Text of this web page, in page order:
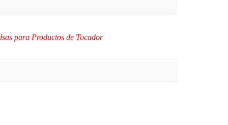
para Productos de Tocador